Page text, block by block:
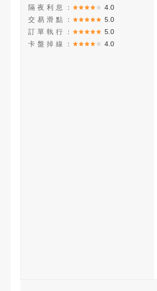
隔夜利息：
4.0
交易滑點：
5.0
訂單執行：
5.0
卡盤掉線：
4.0